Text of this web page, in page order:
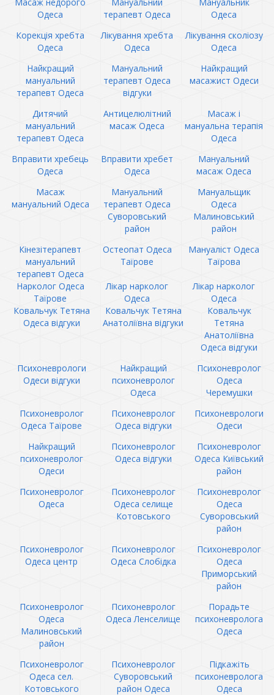
Одеса
терапевт Одеса
Одеса
Корекція хребта
Одеса
Лікування хребта
Одеса
Лікування сколіозу
Одеса
Найкращий
мануальний
терапевт Одеса
Мануальний
терапевт Одеса
відгуки
Найкращий
масажист Одеси
Дитячий
мануальний
терапевт Одеса
Антицелюлітний
масаж Одеса
Масаж і
мануальна терапія
Одеса
Вправити хребець
Одеса
Вправити хребет
Одеса
Мануальний
масаж Одеса
Масаж
мануальний Одеса
Мануальний
терапевт Одеса
Суворовський
район
Мануальщик
Одеса
Малиновський
район
Кінезітерапевт
мануальний
терапевт Одеса
Остеопат Одеса
Таїрове
Мануаліст Одеса
Таїрова
Нарколог Одеса
Таїрове
Лікар нарколог
Одеса
Лікар нарколог
Одеса
Ковальчук Тетяна
Одеса відгуки
Ковальчук Тетяна
Анатоліївна відгуки
Ковальчук
Тетяна
Анатоліївна
Одеса відгуки
Психоневрологи
Одеси відгуки
Найкращий
психоневролог
Одеса
Психоневролог
Одеса
Черемушки
Психоневролог
Одеса Таїрове
Психоневролог
Одеса відгуки
Психоневрологи
Одеси
Найкращий
психоневролог
Одеси
Психоневролог
Одеса відгуки
Психоневролог
Одеса Київський
район
Психоневролог
Одеса
Психоневролог
Одеса селище
Котовського
Психоневролог
Одеса
Суворовський
район
Психоневролог
Одеса центр
Психоневролог
Одеса Слобідка
Психоневролог
Одеса
Приморський
район
Психоневролог
Одеса
Малиновський
район
Психоневролог
Одеса Ленселище
Порадьте
психоневролога
Одеса
Психоневролог
Одеса сел.
Котовського
Психоневролог
Суворовський
район Одеса
Підкажіть
психоневролога
Одеса